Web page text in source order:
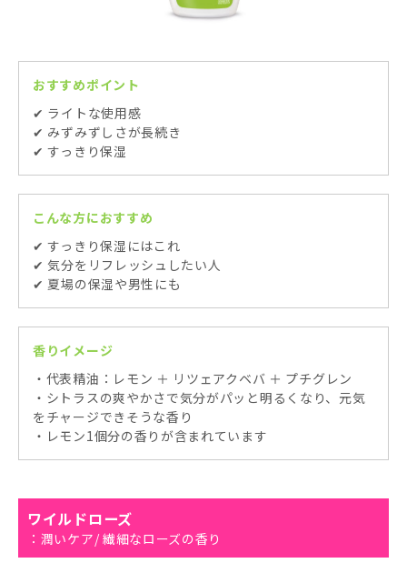
おすすめポイント
✔ ライトな使用感
✔ みずみずしさが長続き
✔ すっきり保湿
こんな方におすすめ
✔ すっきり保湿にはこれ
✔ 気分をリフレッシュしたい人
✔ 夏場の保湿や男性にも
香りイメージ
・代表精油：レモン ＋ リツェアクベバ ＋ プチグレン
・シトラスの爽やかさで気分がパッと明るくなり、元気
をチャージできそうな香り
・レモン1個分の香りが含まれています
ワイルドローズ
：潤いケア/ 繊細なローズの香り